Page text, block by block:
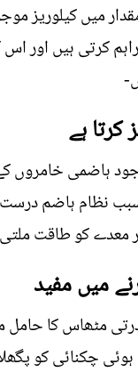
میں کیلوریز
کرتی ہیں اور اس
کرتا ہے
ہاضمی خامروں
نظام ہاضم
معدے کو طاقت
میں مفید
مٹھاس کا
چکنائی کو